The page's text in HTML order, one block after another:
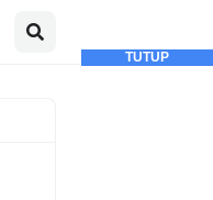
TUTUP